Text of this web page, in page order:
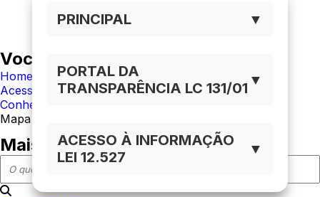
PRINCIPAL ▼
PORTAL DA
TRANSPARÊNCIA LC 131/01 ▼
ACESSO À INFORMAÇÃO
LEI 12.527
▼
Você está navegando em:
Home
Acesso à Informação
Conheça a Lei
Mapa da Lei
Mais em acesso à informação